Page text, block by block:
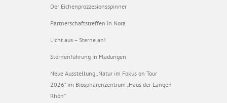
Der Eichenprozzesionsspinner
Partnerschaftstreffen in Nora
Licht aus – Sterne an!
Sternenführung in Fladungen
Neue Ausstellung „Natur im Fokus on Tour
2026“ im Biosphärenzentrum „Haus der Langen
Rhön“